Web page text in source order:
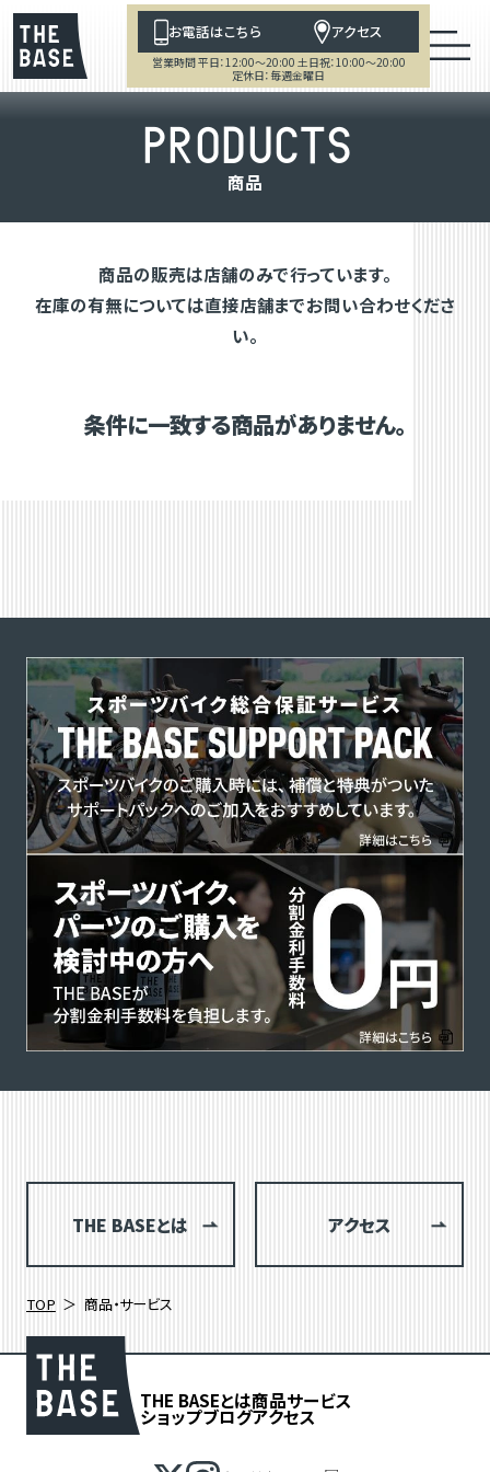
お電話はこちら アクセス
営業時間 平日：12:00～20:00 土日祝：10:00～20:00
定休日：毎週金曜日
PRODUCTS
商品
商品の販売は店舗のみで行っています。
在庫の有無については直接店舗までお問い合わせくださ
い。
条件に一致する商品がありません。
THE BASEとは アクセス
TOP 商品・サービス
THE BASEとは商品サービス
ショップブログアクセス